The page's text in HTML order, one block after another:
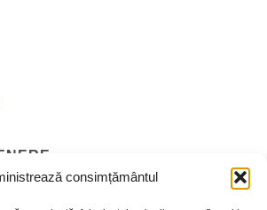
consimțământul